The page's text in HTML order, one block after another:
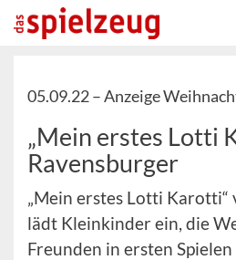
05.09.22 –Anzeige
„Mein erstes Lotti
Ravensburger
„Mein erstes Lotti Karotti“
lädt Kleinkinder ein, die
Freunden in ersten